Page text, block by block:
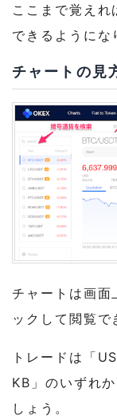
ここまで覚え
できるようにな
チャートの見
チャートは画
ックして閲覧で
トレードは「
KB」のいずれ
しょう。